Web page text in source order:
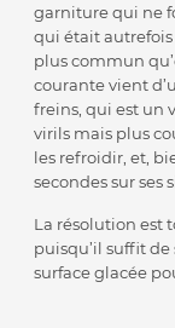
garniture qui ne
qui était autrefois
plus commun
courante vient
freins, qui est un
virils mais plus
les refroidir, et,
secondes sur ses
La résolution est
puisqu’il suffit de
surface glacée